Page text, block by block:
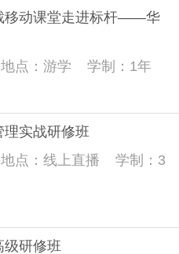
移动课堂走进标杆——华
点：游学
学制：1年
理实战研修班
点：线上直播
学制：3
级研修班